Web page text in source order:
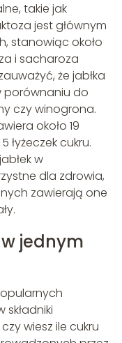
takie jak
jest głównym
stanowiąc około
i sacharoza
że jabłka
porównaniu do
czy winogrona.
około 19
łyżeczek cukru.
w
dla zdrowia,
zawierają one
jednym
wiesz ile cukru